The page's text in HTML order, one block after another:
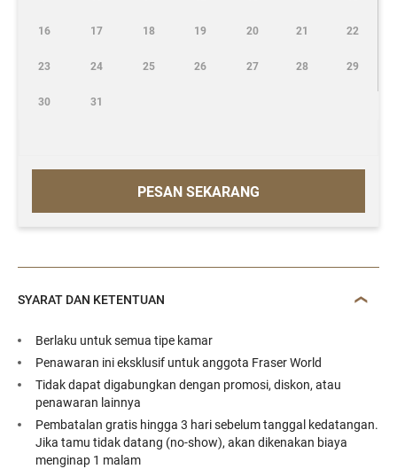
PESAN SEKARANG
16 17 18 19 20 21 22
23 24 25 26 27 28 29
30 31
SYARAT DAN KETENTUAN
Berlaku untuk semua tipe kamar
Penawaran ini eksklusif untuk anggota Fraser World
Tidak dapat digabungkan dengan promosi, diskon, atau
penawaran lainnya
Pembatalan gratis hingga 3 hari sebelum tanggal kedatangan.
Jika tamu tidak datang (no-show), akan dikenakan biaya
menginap 1 malam